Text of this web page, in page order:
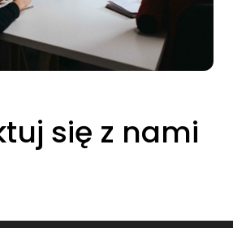
się z nami